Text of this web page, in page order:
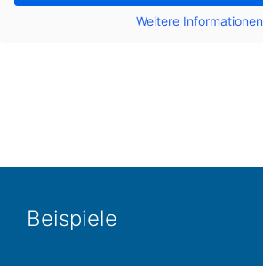
Wei­te­re Infor­ma­tio­nen
Bei­spie­le